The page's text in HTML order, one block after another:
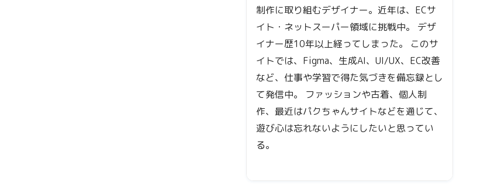
制作に取り組むデザイナー。近年は、ECサ
イト・ネットスーパー領域に挑戦中。 デザ
イナー歴10年以上経ってしまった。 このサ
イトでは、Figma、生成AI、UI/UX、EC改善
など、仕事や学習で得た気づきを備忘録とし
て発信中。 ファッションや古着、個人制
作、最近はパクちゃんサイトなどを通じて、
遊び心は忘れないようにしたいと思ってい
る。